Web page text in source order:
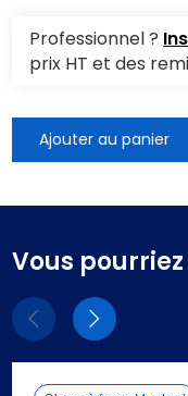
Professionnel ?
prix HT et des
Ajouter au panier
Vous
ElémentsEléments